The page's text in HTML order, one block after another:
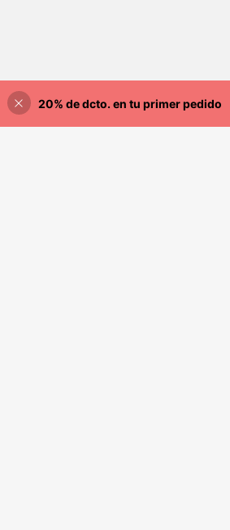
¡5% DE DESCUENTO!
20% de dcto. en tu primer pedido